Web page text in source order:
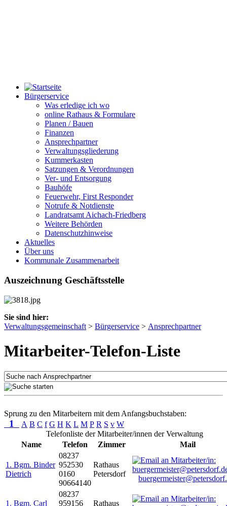
Bürgerservice
Was erledige ich wo
online Rathaus & Formulare
Planen / Bauen
Finanzen
Ansprechpartner
Verwaltungsgliederung
Kummerkasten
Satzungen & Verordnungen
Ver- und Entsorgung
Bauhöfe
Feuerwehr, First Responder
Notrufe & Notdienste
Landratsamt Aichach-Friedberg
Weitere Behörden
Datenschutzhinweise
Aktuelles
Über uns
Kommunale Zusammenarbeit
Auszeichnung Geschäftsstelle
Sie sind hier:
Verwaltungsgemeinschaft > Bürgerservice > Ansprechpartner
Mitarbeiter-Telefon-Liste
Sprung zu den Mitarbeitern mit dem Anfangsbuchstaben:
1 A B C f G H K L M P R S v W
Telefonliste der Mitarbeiter/innen der Verwaltung
Name
Telefon Zimmer Mail
1. Bgm. Binder
Dietrich
08237
952530
0160
90664140
Rathaus
Petersdorf
1. Bgm. Carl
08237
959156
Rathaus